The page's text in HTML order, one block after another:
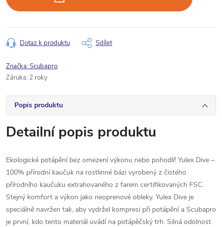
Dotaz k produktu Sdílet
Značka:Scubapro
Záruka: 2 roky
Popis produktu
Detailní popis produktu
Ekologické potápění bez omezení výkonu nebo pohodlí! Yulex Dive –
100% přírodní kaučuk na rostlinné bázi vyrobený z čistého
přírodního kaučuku extrahovaného z farem certifikovaných FSC.
Stejný komfort a výkon jako neoprenové obleky. Yulex Dive je
speciálně navržen tak, aby vydržel kompresi při potápění a Scubapro
je první, kdo tento materiál uvádí na potápěčský trh. Silná odolnost